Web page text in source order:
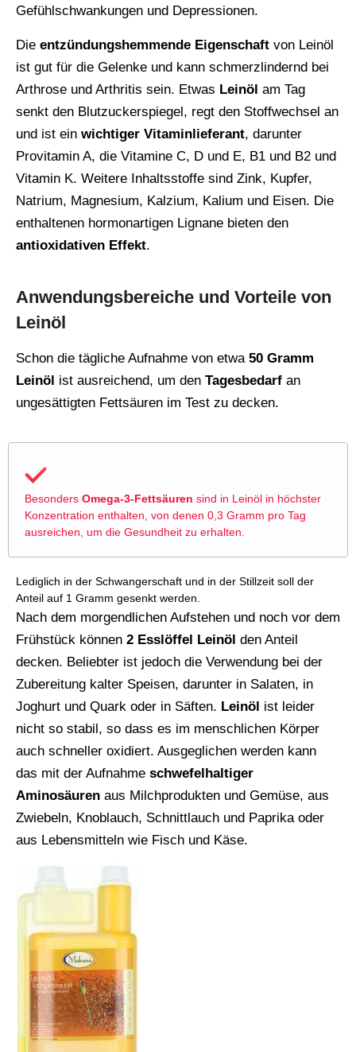
Gefühlschwankungen und Depressionen.
Die entzündungshemmende Eigenschaft von Leinöl
ist gut für die Gelenke und kann schmerzlindernd bei
Arthrose und Arthritis sein. Etwas Leinöl am Tag
senkt den Blutzuckerspiegel, regt den Stoffwechsel an
und ist ein wichtiger Vitaminlieferant, darunter
Provitamin A, die Vitamine C, D und E, B1 und B2 und
Vitamin K. Weitere Inhaltsstoffe sind Zink, Kupfer,
Natrium, Magnesium, Kalzium, Kalium und Eisen. Die
enthaltenen hormonartigen Lignane bieten den
antioxidativen Effekt.
Anwendungsbereiche und Vorteile von
Leinöl
Schon die tägliche Aufnahme von etwa 50 Gramm
Leinöl ist ausreichend, um den Tagesbedarf an
ungesättigten Fettsäuren im Test zu decken.
Besonders Omega-3-Fettsäuren sind in Leinöl in höchster
Konzentration enthalten, von denen 0,3 Gramm pro Tag
ausreichen, um die Gesundheit zu erhalten.
Lediglich in der Schwangerschaft und in der Stillzeit soll der
Anteil auf 1 Gramm gesenkt werden.
Nach dem morgendlichen Aufstehen und noch vor dem
Frühstück können 2 Esslöffel Leinöl den Anteil
decken. Beliebter ist jedoch die Verwendung bei der
Zubereitung kalter Speisen, darunter in Salaten, in
Joghurt und Quark oder in Säften. Leinöl ist leider
nicht so stabil, so dass es im menschlichen Körper
auch schneller oxidiert. Ausgeglichen werden kann
das mit der Aufnahme schwefelhaltiger
Aminosäuren aus Milchprodukten und Gemüse, aus
Zwiebeln, Knoblauch, Schnittlauch und Paprika oder
aus Lebensmitteln wie Fisch und Käse.